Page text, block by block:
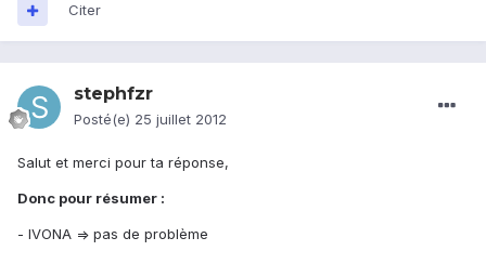
Citer
stephfzr
Posté(e) 25 juillet 2012
Salut et merci pour ta réponse,
Donc pour résumer :
- IVONA => pas de problème